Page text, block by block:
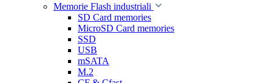
Memorie Flash industriali
SD Card memories
MicroSD Card memories
SSD
USB
mSATA
M.2